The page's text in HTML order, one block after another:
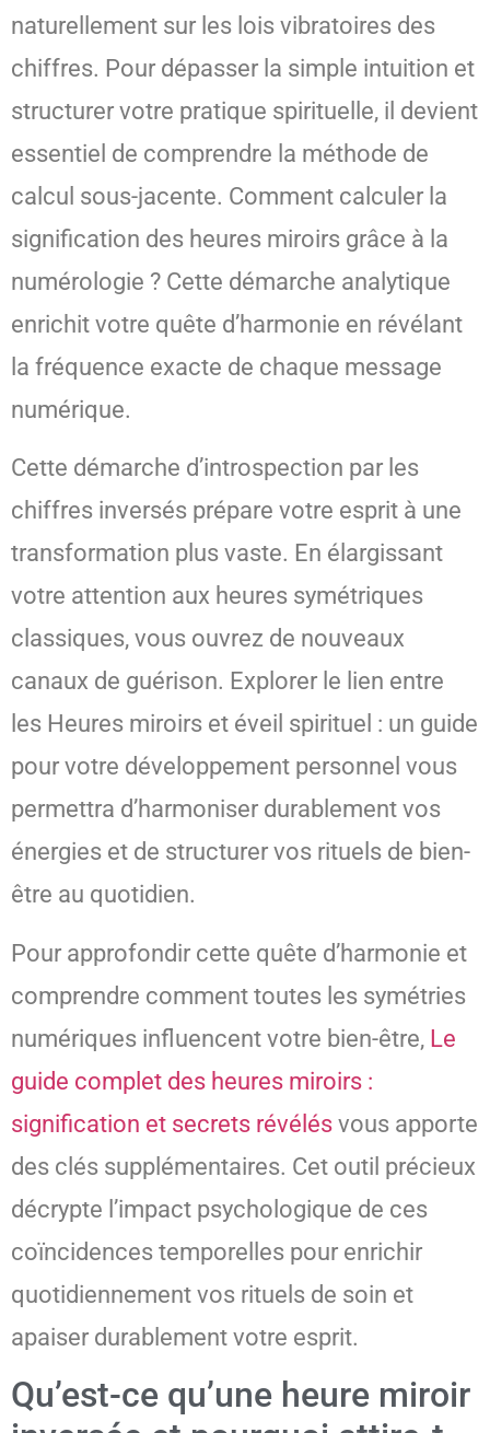
naturellement sur les lois vibratoires des
chiffres. Pour dépasser la simple intuition et
structurer votre pratique spirituelle, il devient
essentiel de comprendre la méthode de
calcul sous-jacente. Comment calculer la
signification des heures miroirs grâce à la
numérologie ? Cette démarche analytique
enrichit votre quête d’harmonie en révélant
la fréquence exacte de chaque message
numérique.
Cette démarche d’introspection par les
chiffres inversés prépare votre esprit à une
transformation plus vaste. En élargissant
votre attention aux heures symétriques
classiques, vous ouvrez de nouveaux
canaux de guérison. Explorer le lien entre
les Heures miroirs et éveil spirituel : un guide
pour votre développement personnel vous
permettra d’harmoniser durablement vos
énergies et de structurer vos rituels de bien-
être au quotidien.
Pour approfondir cette quête d’harmonie et
comprendre comment toutes les symétries
numériques influencent votre bien-être, Le
guide complet des heures miroirs :
signification et secrets révélés vous apporte
des clés supplémentaires. Cet outil précieux
décrypte l’impact psychologique de ces
coïncidences temporelles pour enrichir
quotidiennement vos rituels de soin et
apaiser durablement votre esprit.
Qu’est-ce qu’une heure miroir